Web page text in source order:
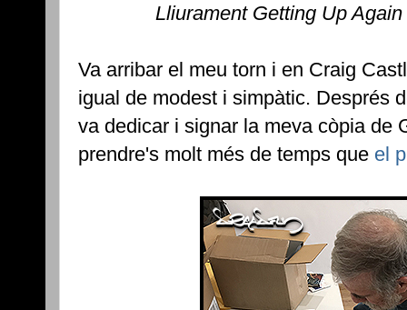
Lliurament Getting Up
Va arribar el meu torn i en Craig
igual de modest i simpàtic. Després
va dedicar i signar la meva còpia de
prendre's molt més de temps que el